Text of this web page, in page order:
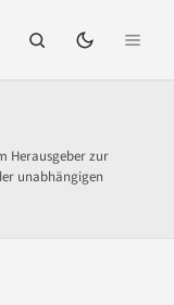
Herausgeber zur
unabhängigen